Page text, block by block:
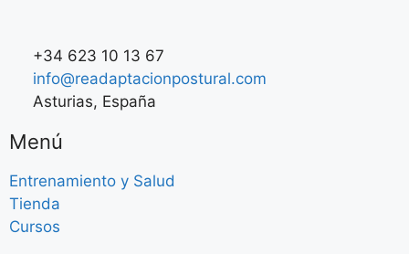
+34 623 10 13 67
info@readaptacionpostural.com
Asturias, España
Menú
Entrenamiento y Salud
Tienda
Cursos